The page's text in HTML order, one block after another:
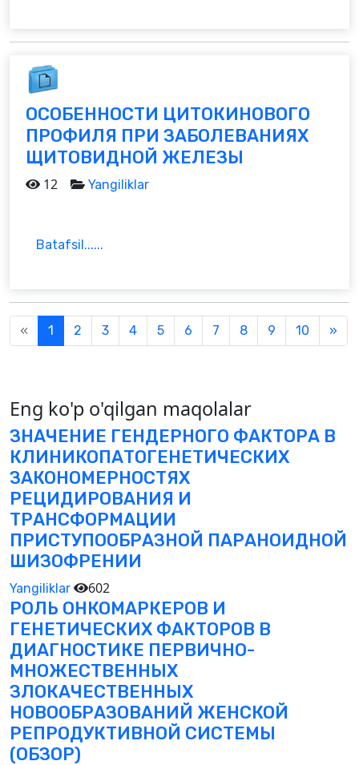
ОСОБЕННОСТИ ЦИТОКИНОВОГО
ПРОФИЛЯ ПРИ ЗАБОЛЕВАНИЯХ
ЩИТОВИДНОЙ ЖЕЛЕЗЫ
12 Yangiliklar
Batafsil......
« Previous
1 2 3 4 5 6 7 8 9 10 »
Eng ko'p o'qilgan maqolalar
ЗНАЧЕНИЕ ГЕНДЕРНОГО ФАКТОРА В
КЛИНИКОПАТОГЕНЕТИЧЕСКИХ
ЗАКОНОМЕРНОСТЯХ
РЕЦИДИРОВАНИЯ И
ТРАНСФОРМАЦИИ
ПРИСТУПООБРАЗНОЙ ПАРАНОИДНОЙ
ШИЗОФРЕНИИ
Yangiliklar 602
РОЛЬ ОНКОМАРКЕРОВ И
ГЕНЕТИЧЕСКИХ ФАКТОРОВ В
ДИАГНОСТИКЕ ПЕРВИЧНО-
МНОЖЕСТВЕННЫХ
ЗЛОКАЧЕСТВЕННЫХ
НОВООБРАЗОВАНИЙ ЖЕНСКОЙ
РЕПРОДУКТИВНОЙ СИСТЕМЫ
(ОБЗОР)